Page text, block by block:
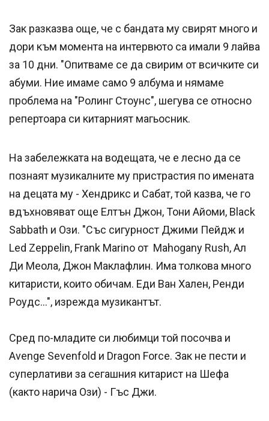
Зак разказва още, че с бандата му свирят много и
дори към момента на интервюто са имали 9 лайва
за 10 дни. "Опитваме се да свирим от всичките си
абуми. Ние имаме само 9 албума и нямаме
проблема на "Ролинг Стоунс", шегува се относно
репертоара си китарният магьосник.
На забележката на водещата, че е лесно да се
познаят музикалните му пристрастия по имената
на децата му - Хендрикс и Сабат, той казва, че го
вдъхновяват още Елтън Джон, Тони Айоми, Black
Sabbath и Ози. "Със сигурност Джими Пейдж и
Led Zeppelin, Frank Marino от Mahogany Rush, Ал
Ди Меола, Джон Маклафлин. Има толкова много
китаристи, които обичам. Еди Ван Хален, Ренди
Роудс...", изрежда музикантът.
Сред по-младите си любимци той посочва и
Avenge Sevenfold и Dragon Force. Зак не пести и
суперлативи за сегашния китарист на Шефа
(както нарича Ози) - Гъс Джи.